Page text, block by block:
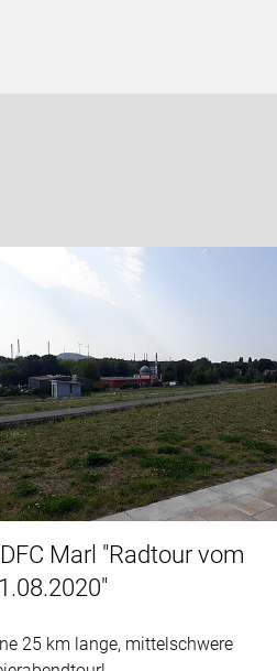
Marl "Radtour vom
25 km lange, mittelschwere